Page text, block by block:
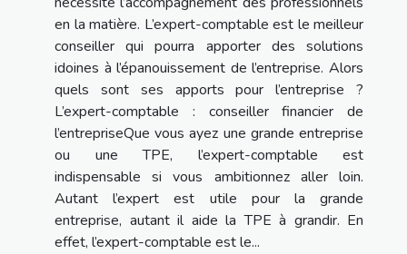
en la matière. L’expert-comptable est le meilleur
conseiller qui pourra apporter des solutions
idoines à l’épanouissement de l’entreprise. Alors
quels sont ses apports pour l’entreprise ?
L’expert-comptable : conseiller financier de
l’entrepriseQue vous ayez une grande entreprise
ou une TPE, l’expert-comptable est
indispensable si vous ambitionnez aller loin.
Autant l’expert est utile pour la grande
entreprise, autant il aide la TPE à grandir. En
effet, l’expert-comptable est le...